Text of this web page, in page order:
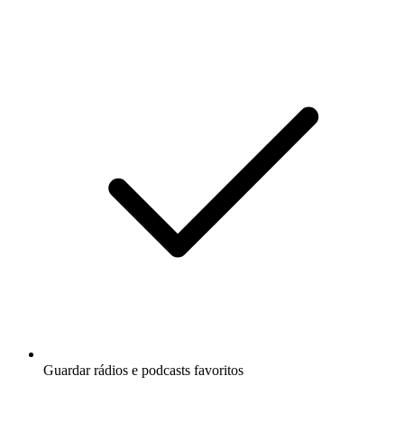
Guardar rádios e podcasts favoritos